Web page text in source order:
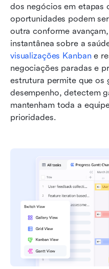
dos negócios em etapas
oportunidades podem
outra conforme
visualizações Kanban e
negociações paradas e
estrutura permite que os
desempenho, detectem
mantenham toda a
prioridades.